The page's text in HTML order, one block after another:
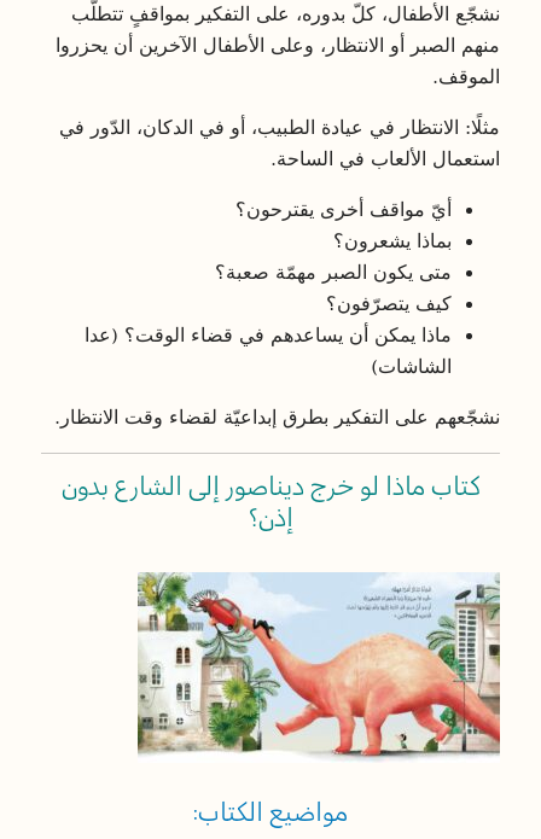
نشجّع الأطفال، كلّ بدوره، على التفكير بمواقفٍ تتطلّب
منهم الصبر أو الانتظار، وعلى الأطفال الآخرين أن يحزروا
الموقف.
مثلًا: الانتظار في عيادة الطبيب، أو في الدكان، الدّور في
استعمال الألعاب في الساحة.
أيّ مواقف أخرى يقترحون؟
بماذا يشعرون؟
متى يكون الصبر مهمّة صعبة؟
كيف يتصرّفون؟
ماذا يمكن أن يساعدهم في قضاء الوقت؟ (عدا
الشاشات)
نشجّعهم على التفكير بطرق إبداعيّة لقضاء وقت الانتظار.
كتاب ماذا لو خرج ديناصور إلى الشارع بدون
إذن؟
مواضيع الكتاب: